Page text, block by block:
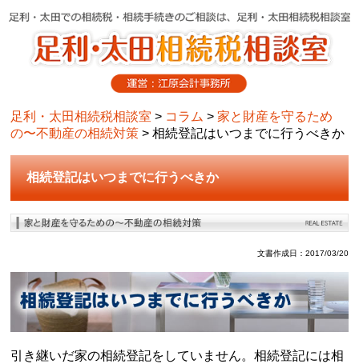
足利・太田相続税相談室 > コラム >家と財産を守るため
の〜不動産の相続対策 >相続登記はいつまでに行うべきか
相続登記はいつまでに行うべきか
文書作成日：2017/03/20
引き継いだ家の相続登記をしていません。相続登記には相